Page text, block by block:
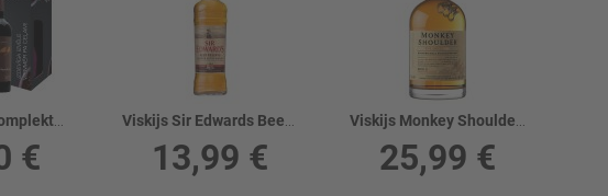
Gruzijas vīnu komplekts 4gb
€
Viskijs Sir Edwards Beer Reserve 40%
13,99 €
Viskijs Monkey Shoulder 40%
25,99 €